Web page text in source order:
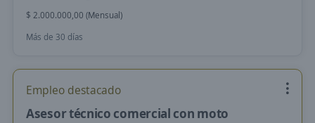
$ 2.000.000,00 (Mensual)
Más de 30 días
Empleo destacado
Asesor técnico comercial con moto